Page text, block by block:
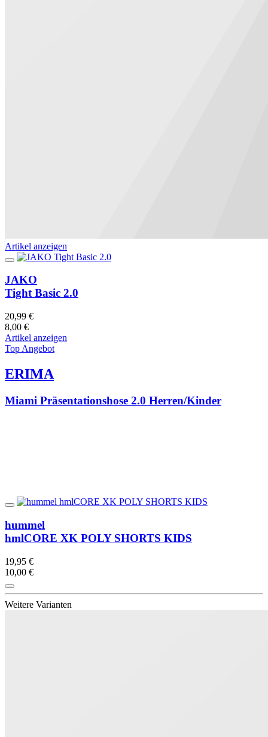
Artikel anzeigen
JAKO
Tight Basic 2.0
20,99 €
8,00 €
Artikel anzeigen
Top Angebot
ERIMA
Miami Präsentationshose 2.0 Herren/Kinder
hummel
hmlCORE XK POLY SHORTS KIDS
19,95 €
10,00 €
Weitere Varianten